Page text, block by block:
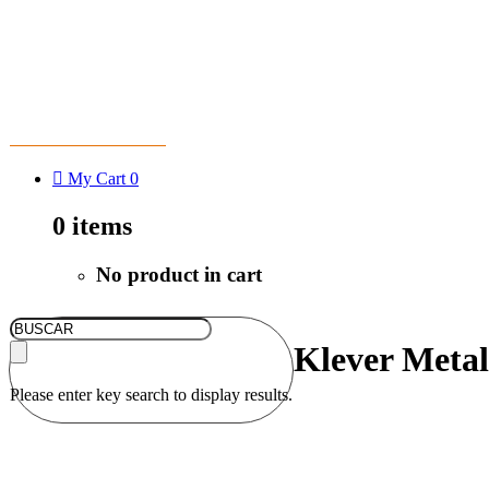
My Cart 0
0 items
No product in cart
Please enter key search to display results.
Klever